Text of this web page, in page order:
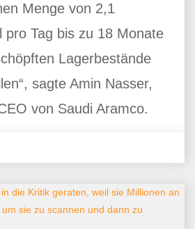
Menge von 2,1
pro Tag bis zu 18 Monate
Lagerbestände
sagte Amin Nasser,
von Saudi Aramco.